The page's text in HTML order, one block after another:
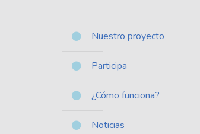
Nuestro proyecto
Participa
¿Cómo funciona?
Noticias